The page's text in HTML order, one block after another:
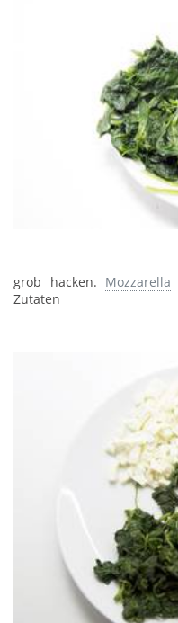
grob hacken. Mozzarella
Zutaten